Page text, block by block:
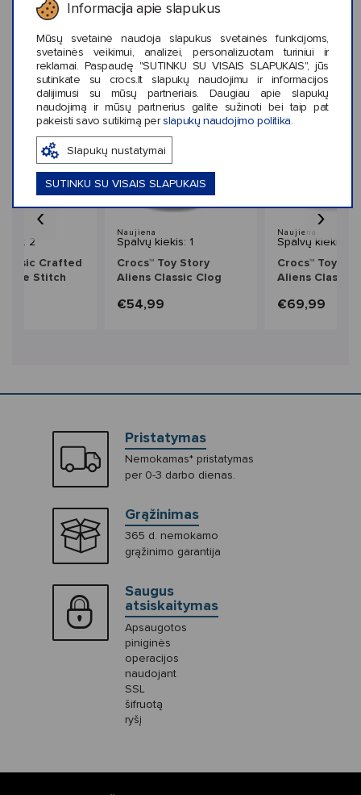
Informacija apie slapukus
Mūsų svetainė naudoja slapukus svetainės funkcijoms,
svetainės veikimui, analizei, personalizuotam turiniui ir
reklamai. Paspaudę "SUTINKU SU VISAIS SLAPUKAIS", jūs
sutinkate su crocs.lt slapukų naudojimu ir informacijos
dalijimusi su mūsų partneriais. Daugiau apie slapukų
naudojimą ir mūsų partnerius galite sužinoti bei taip pat
pakeisti savo sutikimą per slapukų naudojimo politika.
Slapukų nustatymai
SUTINKU SU VISAIS SLAPUKAIS
Panašaus stiliaus prekės
2
Crafted
Stitch
Naujiena
Spalvų kiekis: 1
Crocs™ Toy Story
Aliens Classic Clog
€54,99
Naujiena
Spalvų kiekis: 1
Crocs™ Toy
Aliens Classic
€69,99
‹ ›
Pristatymas
Nemokamas* pristatymas
per 0-3 darbo dienas.
Grąžinimas
365 d. nemokamo
grąžinimo garantija
Saugus
atsiskaitymas
Apsaugotos
piniginės
operacijos
naudojant
SSL
šifruotą
ryšį